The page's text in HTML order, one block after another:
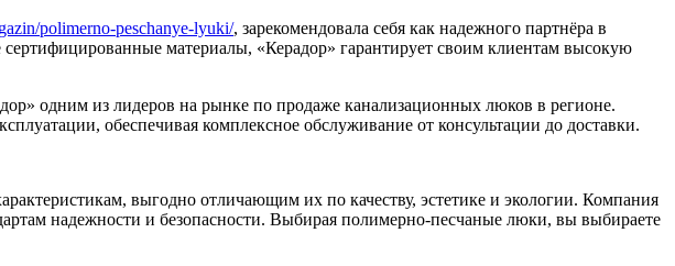
polimerno-peschanye-lyuki/, зарекомендовала себя как надежного партнёра в
материалы, «Керадор» гарантирует своим клиентам высокую
одним из лидеров на рынке по продаже канализационных люков в регионе.
обеспечивая комплексное обслуживание от консультации до доставки.
выгодно отличающим их по качеству, эстетике и экологии. Компания
надежности и безопасности. Выбирая полимерно-песчаные люки, вы выбираете